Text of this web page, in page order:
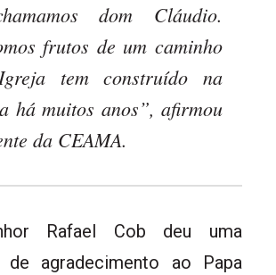
dom Cláudio.
frutos de um caminho
tem construído na
há muitos anos”, afirmou
da CEAMA.
Rafael Cob deu uma
de agradecimento ao Papa